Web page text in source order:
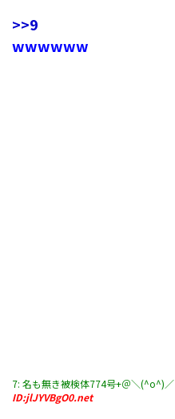
>>9
wwwwww
7: 名も無き被検体774号+＠＼(^o^)／
ID:jlJYVBgO0.net